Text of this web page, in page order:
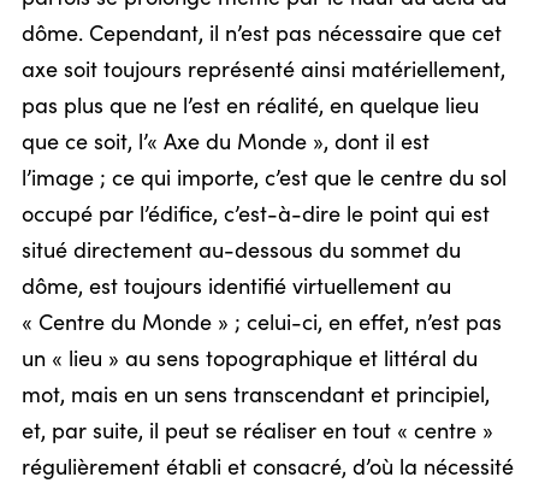
dôme. Cependant, il n’est pas nécessaire que cet
axe soit toujours représenté ainsi matériellement,
pas plus que ne l’est en réalité, en quelque lieu
que ce soit, l’« Axe du Monde », dont il est
l’image ; ce qui importe, c’est que le centre du sol
occupé par l’édifice, c’est-à-dire le point qui est
situé directement au-dessous du sommet du
dôme, est toujours identifié virtuellement au
« Centre du Monde » ; celui-ci, en effet, n’est pas
un « lieu » au sens topographique et littéral du
mot, mais en un sens transcendant et principiel,
et, par suite, il peut se réaliser en tout « centre »
régulièrement établi et consacré, d’où la nécessité